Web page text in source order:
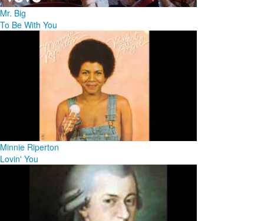
Mr. Big
To Be With You
Minnie Riperton
Lovin' You